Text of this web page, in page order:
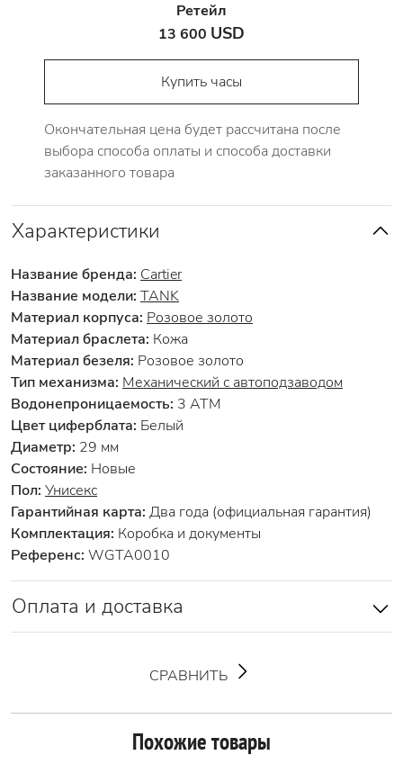
Ретейл
13 600 USD
Купить часы
Окончательная цена будет рассчитана после
выбора способа оплаты и способа доставки
заказанного товара
Характеристики
Название бренда: Cartier
Название модели: TANK
Материал корпуса: Розовое золото
Материал браслета: Кожа
Материал безеля: Розовое золото
Тип механизма: Механический с автоподзаводом
Водонепроницаемость: 3 АТМ
Цвет циферблата: Белый
Диаметр: 29 мм
Состояние: Новые
Пол: Унисекс
Гарантийная карта: Два года (официальная гарантия)
Комплектация: Коробка и документы
Референс: WGTA0010
Оплата и доставка
СРАВНИТЬ
Похожие товары